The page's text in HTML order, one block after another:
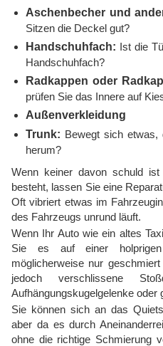
Aschenbecher und
Sitzen die Deckel gut?
Handschuhfach: Ist die
Handschuhfach?
Radkappen oder
prüfen Sie das Innere auf
Außenverkleidung
Trunk: Bewegt sich
herum?
Wenn keiner davon schuld
besteht, lassen Sie eine
Oft vibriert etwas im
des Fahrzeugs unrund läuft.
Wenn Ihr Auto wie ein altes
Sie es auf einer
möglicherweise nur
jedoch verschlissene
Aufhängungskugelgelenke oder
Sie können sich an das
aber da es durch
ohne die richtige Schmierung